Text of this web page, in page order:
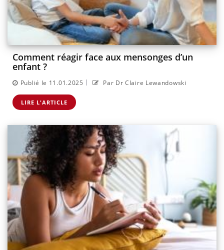
Comment réagir face aux mensonges d’un
enfant ?
Publié le 11.01.2025 | Par Dr Claire Lewandowski
LIRE L'ARTICLE